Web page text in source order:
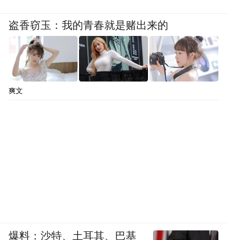
盗香窃玉：我的青春就是赌出来的
爽文
爆料：沙特、土耳其、巴基